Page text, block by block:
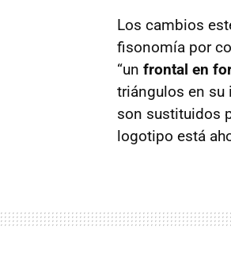
Los cambios
fisonomía por
“un frontal en
triángulos en su
son sustituidos
logotipo está